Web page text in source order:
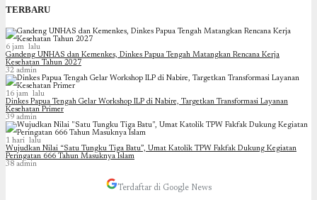
TERBARU
6 jam lalu
Gandeng UNHAS dan Kemenkes, Dinkes Papua Tengah Matangkan Rencana Kerja
Kesehatan Tahun 2027
32 admin
16 jam lalu
Dinkes Papua Tengah Gelar Workshop ILP di Nabire, Targetkan Transformasi Layanan
Kesehatan Primer
39 admin
1 hari lalu
Wujudkan Nilai “Satu Tungku Tiga Batu”, Umat Katolik TPW Fakfak Dukung Kegiatan
Peringatan 666 Tahun Masuknya Islam
38 admin
Terdaftar di Google News